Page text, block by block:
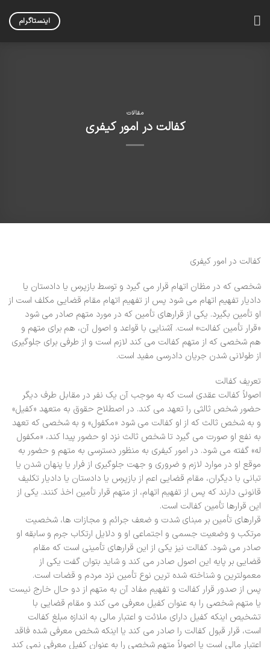
اینستاگرام
مقالات
کفالت در امور کیفری
کفالت در امور کیفری
شخصی که در مظان اتهام قرار می گیرد و توسط بازپرس یا دادستان یا
دادیار تفهیم اتهام می شود پس از تفهیم اتهام مقام قضایی مکلف است از
او تأمین بگیرد. یکی از قرارهای تأمین که در مورد متهم صادر می شود
«قرار تأمین کفالت» است. آشنایی با قواعد و اصول آن، هم برای متهم و
هم شخصی که از متهم کفالت می کند لازم است و از طرفی برای جلوگیری
از طولانی شدن جریان دادرسی مفید است.
تعریف کفالت
اصولاً کفالت عقدی است که به موجب آن یک نفر در مقابل طرف دیگر
حضور شخص ثالثی را تعهد می کند. در اصطلاح حقوق به متعهد «کفیل»
و به شخص ثالث که از او کفالت می شود «مکفول» و به شخصی که تعهد
به نفع او صورت می گیرد تا شخص ثالث نزد او حضور پیدا کند، «مکفول
له» گفته می شود. در امور کیفری به منظور دسترسی به متهم و حضور به
موقع او در موارد لازم و ضروری و جهت جلوگیری از فرار یا پنهان شدن یا
تبانی با دیگران، مقام قضایی اعم از بازپرس یا دادستان یا دادیار تکلیف
قانونی دارند که پس از تفهیم اتهام، از متهم قرار تأمین اخذ کنند. یکی از
این قرارها تأمین کفالت است.
قرارهای تأمین بر مبنای شدت و ضعف جرائم و مجازات ها، شخصیت
مرتکب و وضعیت جسمی و اجتماعی او و دلایل ارتکاب جرم و سابقه او
صادر می شود. کفالت نیز یکی از این قرارهای تأمینی است که مقام
قضایی بر پایه این اصول صادر می کند و شاید بتوان گفت یکی از
معمولترین و شناخته شده ترین نوع تأمین نزد مردم و قضات است.
پس از صدور قرار کفالت و تفهیم مفاد آن به متهم از دو حال خارج نیست
یا متهم شخصی را به عنوان کفیل معرفی می کند و مقام قضایی با
تشخیص اینکه کفیل دارای ملائت و اعتبار مالی به اندازه مبلغ کفالت
است، قرار قبول کفالت را صادر می کند یا اینکه شخص معرفی شده فاقد
اعتبار مالی است یا اصولاً متهم شخصی را به عنوان کفیل معرفی نمی کند